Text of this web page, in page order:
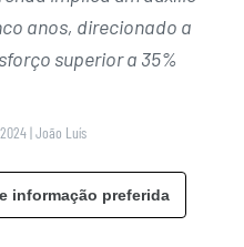
anos, direcionado a
superior a 35%
|João Luís
informação preferida